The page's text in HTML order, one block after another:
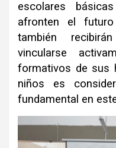
escolares
afronten el
también
vincularse
formativos de sus
niños es
fundamental en